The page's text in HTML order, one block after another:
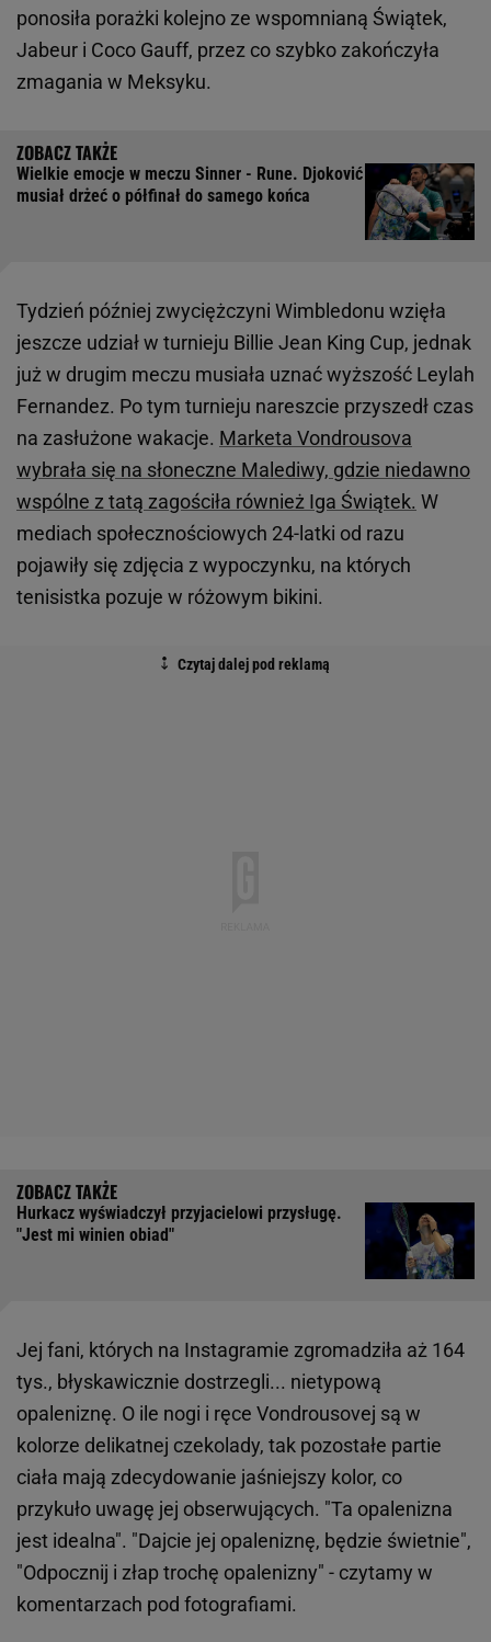
ponosiła porażki kolejno ze wspomnianą Świątek,
Jabeur i Coco Gauff, przez co szybko zakończyła
zmagania w Meksyku.
Wielkie emocje w meczu Sinner - Rune. Djoković
musiał drżeć o półfinał do samego końca
Tydzień później zwyciężczyni Wimbledonu wzięła
jeszcze udział w turnieju Billie Jean King Cup, jednak
już w drugim meczu musiała uznać wyższość Leylah
Fernandez. Po tym turnieju nareszcie przyszedł czas
na zasłużone wakacje. Marketa Vondrousova
wybrała się na słoneczne Malediwy, gdzie niedawno
wspólne z tatą zagościła również Iga Świątek. W
mediach społecznościowych 24-latki od razu
pojawiły się zdjęcia z wypoczynku, na których
tenisistka pozuje w różowym bikini.
Hurkacz wyświadczył przyjacielowi przysługę.
"Jest mi winien obiad"
Jej fani, których na Instagramie zgromadziła aż 164
tys., błyskawicznie dostrzegli... nietypową
opaleniznę. O ile nogi i ręce Vondrousovej są w
kolorze delikatnej czekolady, tak pozostałe partie
ciała mają zdecydowanie jaśniejszy kolor, co
przykuło uwagę jej obserwujących. "Ta opalenizna
jest idealna". "Dajcie jej opaleniznę, będzie świetnie",
"Odpocznij i złap trochę opalenizny" - czytamy w
komentarzach pod fotografiami.